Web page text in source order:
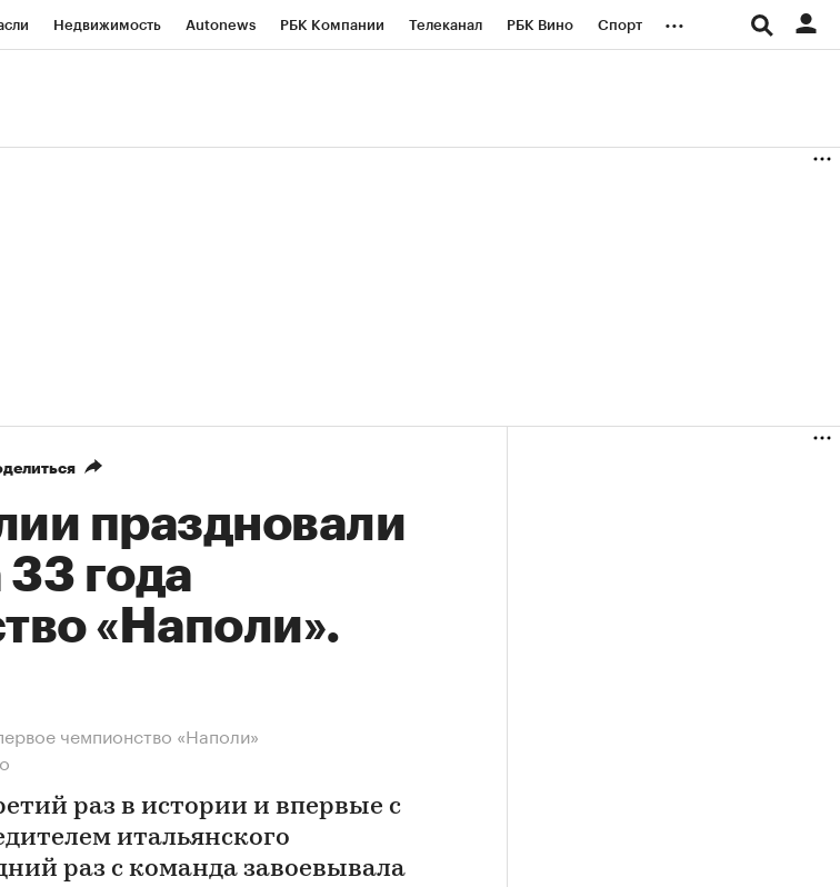
Недвижимость Autonews РБК Компании Телеканал РБК Вино Спорт ...
праздновали
33 года
«Наполи».
чемпионство «Наполи»
раз в истории и впервые с
итальянского
раз с команда завоевывала